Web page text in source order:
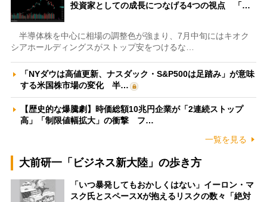
投資家としての成長につなげる4つの視点 「…
半導体株を中心に相場の調整色が強まり、7月中旬にはキオク
シアホールディングスがストップ安をつけるな…
「NYダウは高値更新、ナスダック・S&P500は足踏み」が意味
する米国株市場の変化 半…
【歴史的な爆騰劇】時価総額10兆円企業が「2連続ストップ
高」「制限値幅拡大」の衝撃 フ…
一覧を見る
大前研一「ビジネス新大陸」の歩き方
「いつ暴発してもおかしくはない」イーロン・マ
スク氏とスペースXが抱えるリスクの数々「絶対